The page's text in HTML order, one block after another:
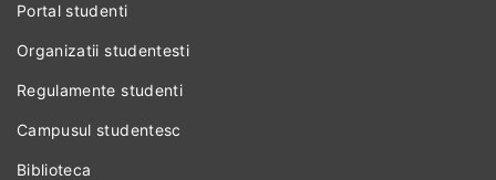
Portal studenti
Organizatii studentesti
Regulamente studenti
Campusul studentesc
Biblioteca